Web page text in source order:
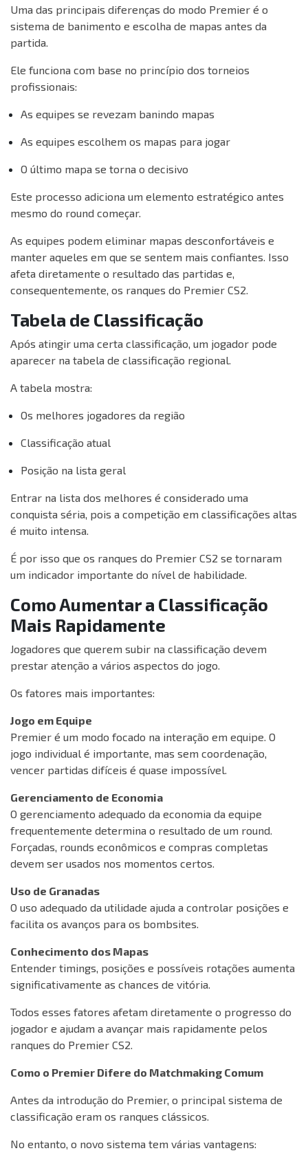
Uma das principais diferenças do modo Premier é o
sistema de banimento e escolha de mapas antes da
partida.
Ele funciona com base no princípio dos torneios
profissionais:
As equipes se revezam banindo mapas
As equipes escolhem os mapas para jogar
O último mapa se torna o decisivo
Este processo adiciona um elemento estratégico antes
mesmo do round começar.
As equipes podem eliminar mapas desconfortáveis e
manter aqueles em que se sentem mais confiantes. Isso
afeta diretamente o resultado das partidas e,
consequentemente, os ranques do Premier CS2.
Tabela de Classificação
Após atingir uma certa classificação, um jogador pode
aparecer na tabela de classificação regional.
A tabela mostra:
Os melhores jogadores da região
Classificação atual
Posição na lista geral
Entrar na lista dos melhores é considerado uma
conquista séria, pois a competição em classificações altas
é muito intensa.
É por isso que os ranques do Premier CS2 se tornaram
um indicador importante do nível de habilidade.
Como Aumentar a Classificação
Mais Rapidamente
Jogadores que querem subir na classificação devem
prestar atenção a vários aspectos do jogo.
Os fatores mais importantes:
Jogo em Equipe
Premier é um modo focado na interação em equipe. O
jogo individual é importante, mas sem coordenação,
vencer partidas difíceis é quase impossível.
Gerenciamento de Economia
O gerenciamento adequado da economia da equipe
frequentemente determina o resultado de um round.
Forçadas, rounds econômicos e compras completas
devem ser usados nos momentos certos.
Uso de Granadas
O uso adequado da utilidade ajuda a controlar posições e
facilita os avanços para os bombsites.
Conhecimento dos Mapas
Entender timings, posições e possíveis rotações aumenta
significativamente as chances de vitória.
Todos esses fatores afetam diretamente o progresso do
jogador e ajudam a avançar mais rapidamente pelos
ranques do Premier CS2.
Como o Premier Difere do Matchmaking Comum
Antes da introdução do Premier, o principal sistema de
classificação eram os ranques clássicos.
No entanto, o novo sistema tem várias vantagens: